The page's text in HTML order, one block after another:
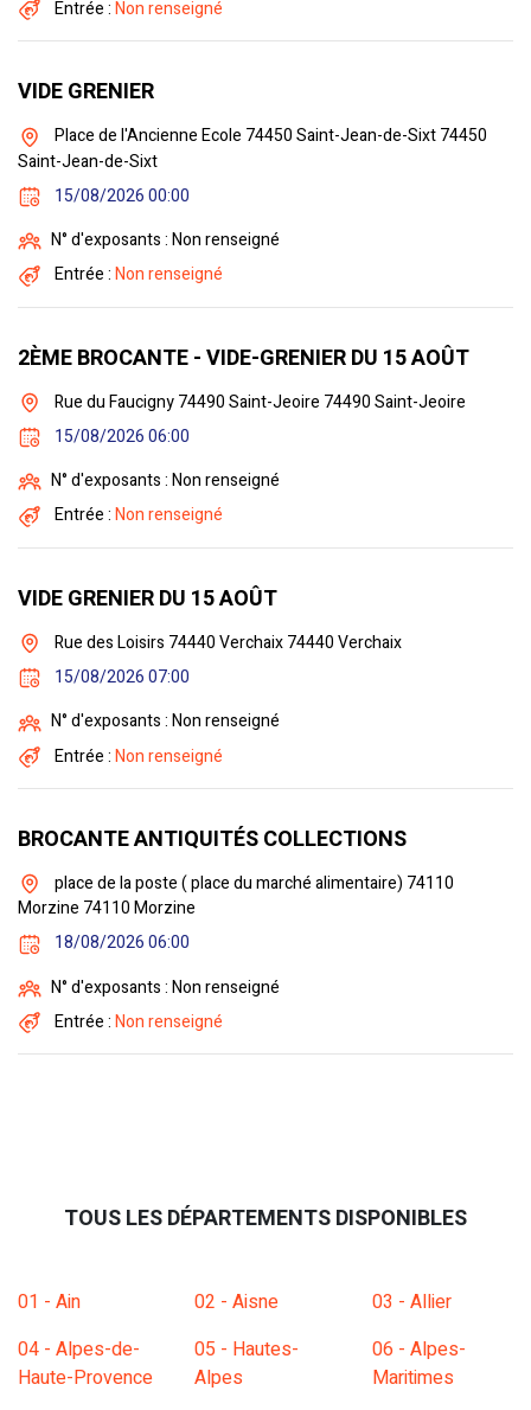
Entrée :Non renseigné
VIDE GRENIER
Place de l'Ancienne Ecole 74450 Saint-Jean-de-Sixt 74450
Saint-Jean-de-Sixt
15/08/2026 00:00
N° d'exposants : Non renseigné
Entrée :Non renseigné
2ÈME BROCANTE - VIDE-GRENIER DU 15 AOÛT
Rue du Faucigny 74490 Saint-Jeoire 74490 Saint-Jeoire
15/08/2026 06:00
N° d'exposants : Non renseigné
Entrée :Non renseigné
VIDE GRENIER DU 15 AOÛT
Rue des Loisirs 74440 Verchaix 74440 Verchaix
15/08/2026 07:00
N° d'exposants : Non renseigné
Entrée :Non renseigné
BROCANTE ANTIQUITÉS COLLECTIONS
place de la poste ( place du marché alimentaire) 74110
Morzine 74110 Morzine
18/08/2026 06:00
N° d'exposants : Non renseigné
Entrée :Non renseigné
TOUS LES DÉPARTEMENTS DISPONIBLES
01 - Ain 02 - Aisne
03 - Allier
04 - Alpes-de-
Haute-Provence
05 - Hautes-
Alpes
06 - Alpes-
Maritimes